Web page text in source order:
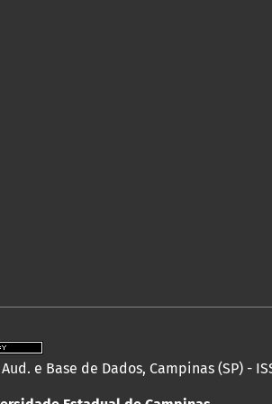
Aud. e Base de Dados, Campinas (SP) -